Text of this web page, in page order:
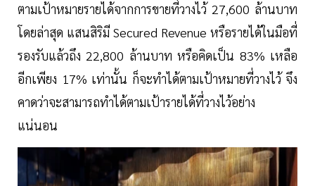
ตามเป้าหมายรายได้จากการขายที่วางไว้ 27,600 ล้านบาท
โดยล่าสุด แสนสิริมี Secured Revenue หรือรายได้ในมือที่
รองรับแล้วถึง 22,800 ล้านบาท หรือคิดเป็น 83% เหลือ
อีกเพียง 17% เท่านั้น ก็จะทำได้ตามเป้าหมายที่วางไว้ จึง
คาดว่าจะสามารถทำได้ตามเป้ารายได้ที่วางไว้อย่าง
แน่นอน